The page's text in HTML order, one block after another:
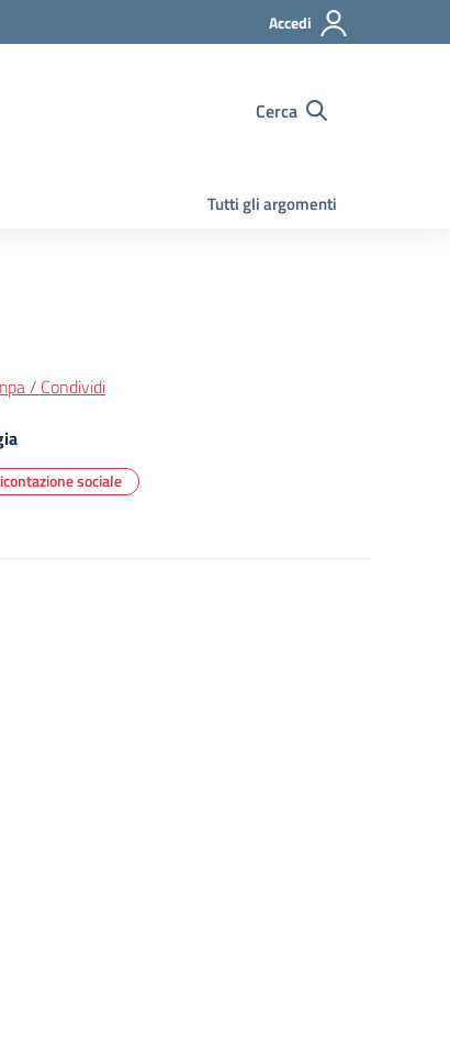
Accedi
Cerca
Tutti gli argomenti
/ Condividi
sociale